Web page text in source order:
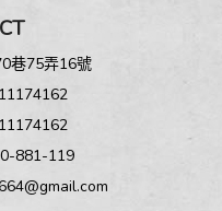
巷75弄16號
881-119